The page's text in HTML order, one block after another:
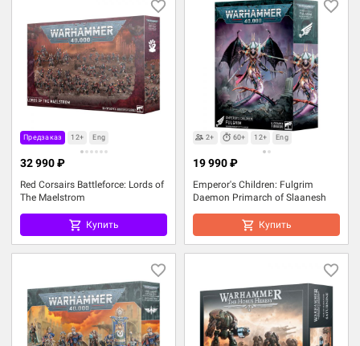
Предзаказ 12+ Eng
Red Corsairs Battleforce: Lords of
The Maelstrom
32 990 ₽
Купить
2+ 60+ 12+ Eng
Emperor's Children: Fulgrim
Daemon Primarch of Slaanesh
19 990 ₽
Купить